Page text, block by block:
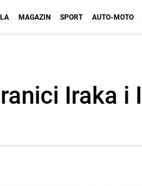
MAGAZIN SPORT AUTO-MOTO
Iraka i